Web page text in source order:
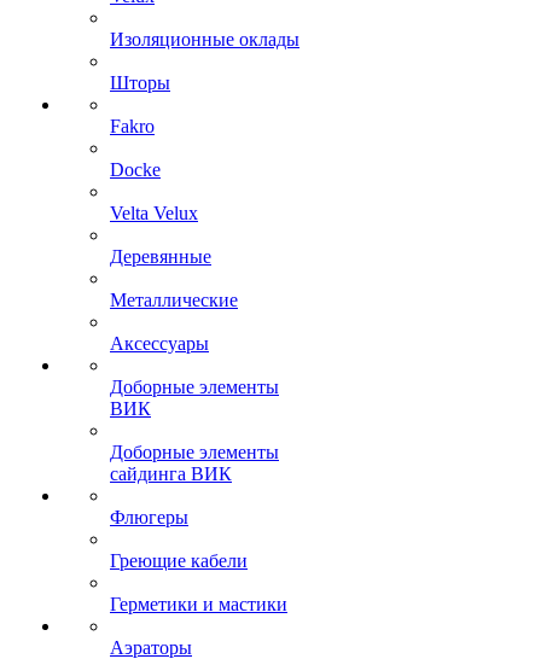
Изоляционные оклады
Шторы
Fakro
Docke
Velta Velux
Деревянные
Металлические
Аксессуары
Доборные элементы
ВИК
Доборные элементы
сайдинга ВИК
Флюгеры
Греющие кабели
Герметики и мастики
Аэраторы